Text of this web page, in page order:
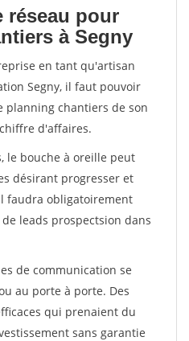
réseau pour
à Segny
en tant qu'artisan
Segny, il faut pouvoir
chantiers de son
d'affaires.
le bouche à oreille peut
désirant progresser et
faudra obligatoirement
leads prospectsion dans
de communication se
au porte à porte. Des
qui prenaient du
sans garantie